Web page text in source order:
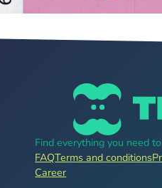
Find everything you need
FAQTerms and conditions
Career